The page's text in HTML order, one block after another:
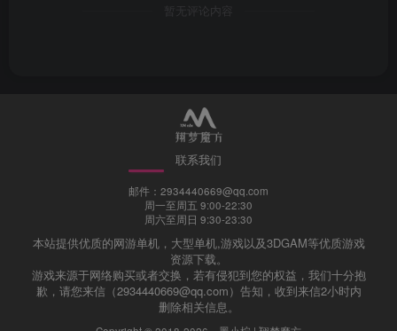
暂无评论内容
联系我们
邮件：2934440669@qq.com
周一至周五 9:00-22:30
周六至周日 9:30-23:30
本站提供优质的网游单机，大型单机,游戏以及3DGAM等优质游戏
资源下载。
游戏来源于网络购买或者交换，若有侵犯到您的权益，我们十分抱
歉，请您来信（2934440669@qq.com）告知，收到来信2小时内
删除相关信息。